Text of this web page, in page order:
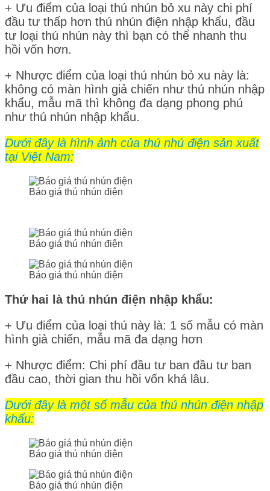
+ Ưu điểm của loại thú nhún bỏ xu này chi phí
đầu tư thấp hơn thú nhún điện nhập khẩu, đầu
tư loại thú nhún này thì bạn có thể nhanh thu
hồi vốn hơn.
+ Nhược điểm của loại thú nhún bỏ xu này là:
không có màn hình giả chiến như thú nhún nhập
khẩu, mẫu mã thì không đa dạng phong phú
như thú nhún nhập khẩu.
Dưới đây là hình ảnh của thú nhú điện sản xuất
tại Việt Nam:
Báo giá thú nhún điện
Báo giá thú nhún điện
Báo giá thú nhún điện
Thứ hai là thú nhún điện nhập khẩu:
+ Ưu điểm của loại thú này là: 1 số mẫu có màn
hình giả chiến, mẫu mã đa dạng hơn
+ Nhược điểm: Chi phí đầu tư ban đầu tư ban
đầu cao, thời gian thu hồi vốn khá lâu.
Dưới đây là một số mẫu của thú nhún điện nhập
khẩu:
Báo giá thú nhún điện
Báo giá thú nhún điện